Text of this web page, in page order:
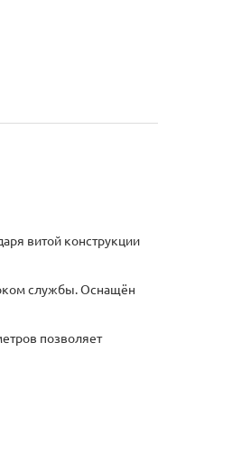
витой конструкции
службы. Оснащён
позволяет